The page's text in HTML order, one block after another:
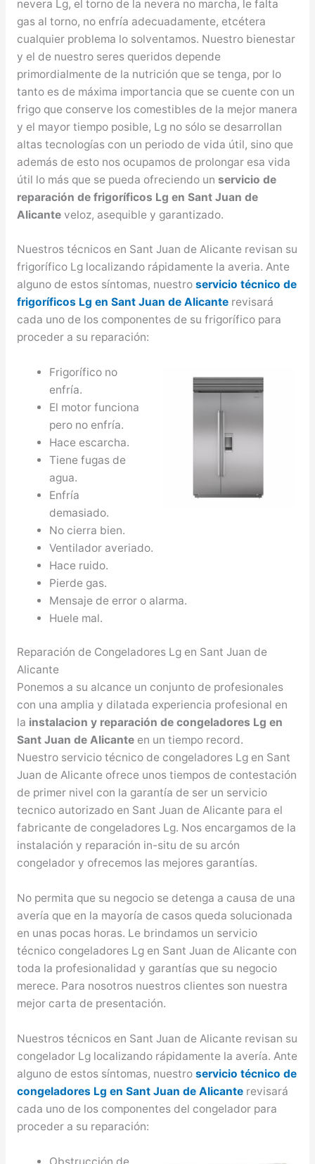
nevera Lg, el torno de la nevera no marcha, le falta
gas al torno, no enfría adecuadamente, etcétera
cualquier problema lo solventamos. Nuestro bienestar
y el de nuestro seres queridos depende
primordialmente de la nutrición que se tenga, por lo
tanto es de máxima importancia que se cuente con un
frigo que conserve los comestibles de la mejor manera
y el mayor tiempo posible, Lg no sólo se desarrollan
altas tecnologías con un periodo de vida útil, sino que
además de esto nos ocupamos de prolongar esa vida
útil lo más que se pueda ofreciendo un servicio de
reparación de frigoríficos Lg en Sant Juan de
Alicanteveloz, asequible y garantizado.
Nuestros técnicos en Sant Juan de Alicante revisan su
frigorífico Lg localizando rápidamente la averia. Ante
alguno de estos síntomas, nuestro servicio técnico de
frigoríficos Lg en Sant Juan de Alicanterevisará
cada uno de los componentes de su frigorífico para
proceder a su reparación:
Frigorífico no
enfría.
El motor funciona
pero no enfría.
Hace escarcha.
Tiene fugas de
agua.
Enfría
demasiado.
No cierra bien.
Ventilador averiado.
Hace ruido.
Pierde gas.
Mensaje de error o alarma.
Huele mal.
Reparación de Congeladores Lg en Sant Juan de
Alicante
Ponemos a su alcance un conjunto de profesionales
con una amplia y dilatada experiencia profesional en
la instalacion y reparación de congeladores Lg en
Sant Juan de Alicanteen un tiempo record.
Nuestro servicio técnico de congeladores Lg en Sant
Juan de Alicante ofrece unos tiempos de contestación
de primer nivel con la garantía de ser un servicio
tecnico autorizado en Sant Juan de Alicante para el
fabricante de congeladores Lg. Nos encargamos de la
instalación y reparación in-situ de su arcón
congelador y ofrecemos las mejores garantías.
No permita que su negocio se detenga a causa de una
avería que en la mayoría de casos queda solucionada
en unas pocas horas. Le brindamos un servicio
técnico congeladores Lg en Sant Juan de Alicante con
toda la profesionalidad y garantías que su negocio
merece. Para nosotros nuestros clientes son nuestra
mejor carta de presentación.
Nuestros técnicos en Sant Juan de Alicante revisan su
congelador Lg localizando rápidamente la avería. Ante
alguno de estos síntomas, nuestro servicio técnico de
congeladores Lg en Sant Juan de Alicanterevisará
cada uno de los componentes del congelador para
proceder a su reparación: